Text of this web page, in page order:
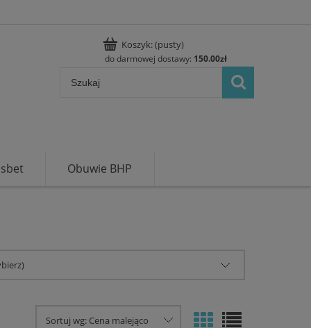
Koszyk:(pusty)
do darmowej dostawy: 150.00zł
Obuwie BHP
Sortuj wg: Cena malejąco